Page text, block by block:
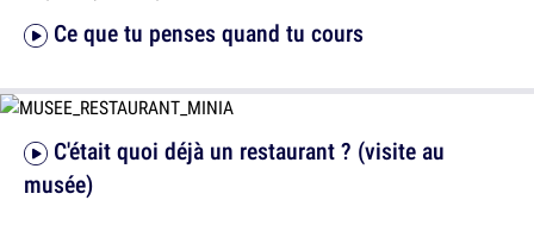
Ce que tu penses quand tu cours
musée)